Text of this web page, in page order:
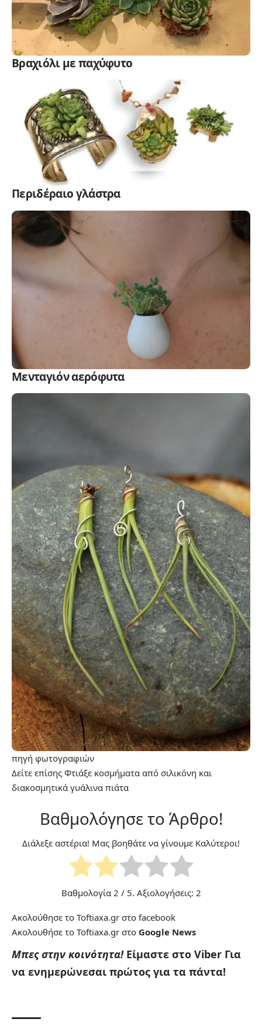
Βραχιόλι με παχύφυτο
Περιδέραιο γλάστρα
Μενταγιόν αερόφυτα
πηγή φωτογραφιών
Δείτε επίσης Φτιάξε κοσμήματα από σιλικόνη και
διακοσμητικά γυάλινα πιάτα
Βαθμολόγησε το Άρθρο!
Διάλεξε αστέρια! Μας βοηθάτε να γίνουμε Καλύτεροι!
Βαθμολογία 2 / 5. Αξιολογήσεις: 2
Ακολούθησε το Toftiaxa.gr στο facebook
Ακολουθήσε το Toftiaxa.gr στο Google News
Μπες στην κοινότητα! Είμαστε στο Viber Για
να ενημερώνεσαι πρώτος για τα πάντα!